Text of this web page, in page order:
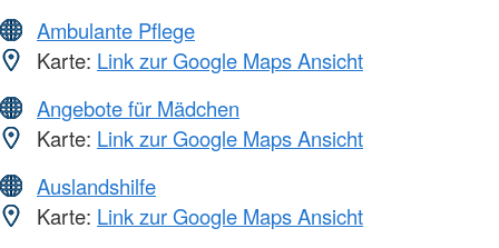
Ambulante Pflege
Karte: Link zur Google Maps Ansicht
Angebote für Mädchen
Karte: Link zur Google Maps Ansicht
Auslandshilfe
Karte: Link zur Google Maps Ansicht